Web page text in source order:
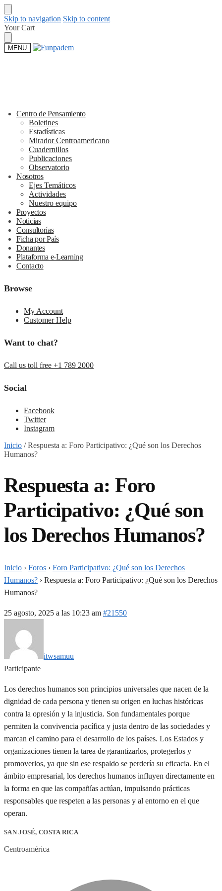
Skip to navigation Skip to content
Your Cart
MENU
Centro de Pensamiento
Boletines
Estadísticas
Mirador Centroamericano
Cuadernillos
Publicaciones
Observatorio
Nosotros
Ejes Temáticos
Actividades
Nuestro equipo
Proyectos
Noticias
Consultorías
Ficha por País
Donantes
Plataforma e-Learning
Contacto
Browse
My Account
Customer Help
Want to chat?
Call us toll free +1 789 2000
Social
Facebook
Twitter
Instagram
Inicio /Respuesta a: Foro Participativo: ¿Qué son los Derechos
Humanos?
Respuesta a: Foro
Participativo: ¿Qué son
los Derechos Humanos?
Inicio › Foros › Foro Participativo: ¿Qué son los Derechos
Humanos? › Respuesta a: Foro Participativo: ¿Qué son los Derechos
Humanos?
25 agosto, 2025 a las 10:23 am #21550
itwsamuu
Participante
Los derechos humanos son principios universales que nacen de la
dignidad de cada persona y tienen su origen en luchas históricas
contra la opresión y la injusticia. Son fundamentales porque
permiten la convivencia pacífica y justa dentro de las sociedades y
marcan el camino para el desarrollo de los países. Los Estados y
organizaciones tienen la tarea de garantizarlos, protegerlos y
promoverlos, ya que sin ese respaldo se perdería su eficacia. En el
ámbito empresarial, los derechos humanos influyen directamente en
la forma en que las compañías actúan, impulsando prácticas
responsables que respeten a las personas y al entorno en el que
operan.
SAN JOSÉ, COSTA RICA
Centroamérica